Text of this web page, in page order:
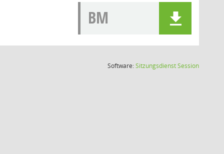
BM
Software:SitzungsdienstSession(Wird in